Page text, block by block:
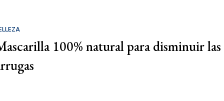
100% natural para disminuir las